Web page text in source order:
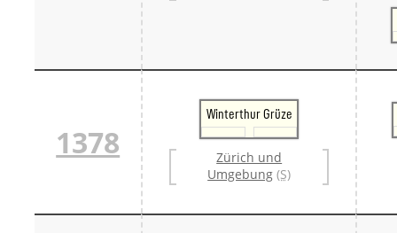
1378
Winterthur Grüze
Zürich und
Umgebung (S)